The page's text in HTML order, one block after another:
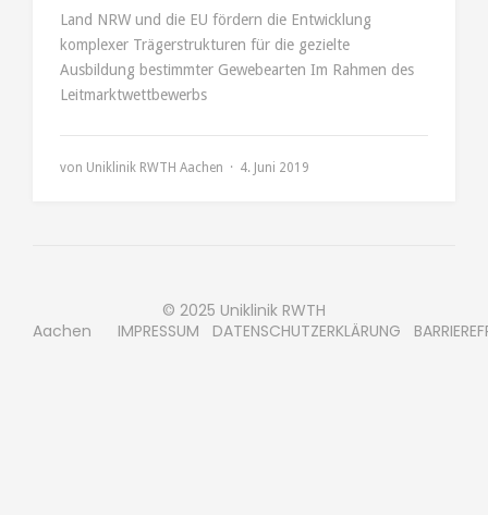
Land NRW und die EU fördern die Entwicklung
komplexer Trägerstrukturen für die gezielte
Ausbildung bestimmter Gewebearten Im Rahmen des
Leitmarktwettbewerbs
von Uniklinik RWTH Aachen 4. Juni 2019
© 2025 Uniklinik RWTH
Aachen IMPRESSUM DATENSCHUTZERKLÄRUNG